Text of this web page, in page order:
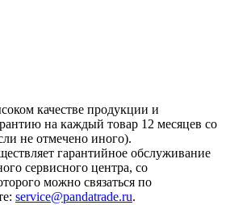
качестве продукции и
на каждый товар 12 месяцев со
не отмечено иного).
гарантийное обслуживание
сервисного центра, со
можно связаться по
service@pandatrade.ru.